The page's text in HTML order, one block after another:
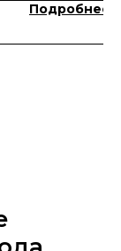
Подробнее